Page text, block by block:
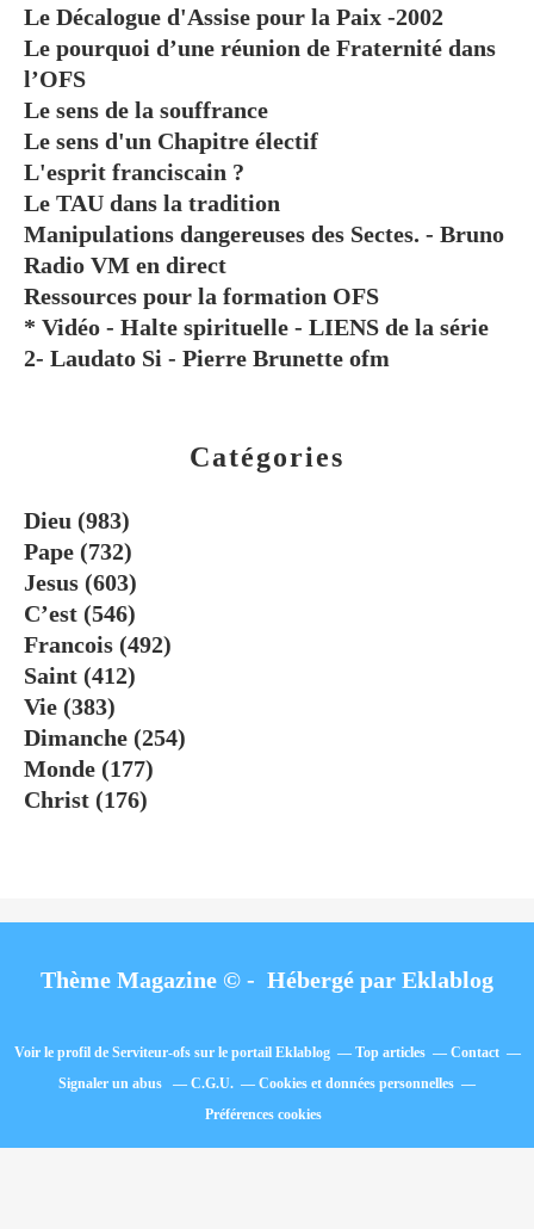
Catégories
Dieu (983)
Pape (732)
Jesus (603)
C’est (546)
Francois (492)
Saint (412)
Vie (383)
Dimanche (254)
Monde (177)
Christ (176)
Le Décalogue d'Assise pour la Paix -2002
Le pourquoi d’une réunion de Fraternité dans
l’OFS
Le sens de la souffrance
Le sens d'un Chapitre électif
L'esprit franciscain ?
Le TAU dans la tradition
Manipulations dangereuses des Sectes. - Bruno
Radio VM en direct
Ressources pour la formation OFS
* Vidéo - Halte spirituelle - LIENS de la série
2- Laudato Si - Pierre Brunette ofm
Thème Magazine © - Hébergé par Eklablog
Voir le profil de Serviteur-ofssur le portail Eklablog Top articles
Contact
Signaler un abus
C.G.U.
Cookies et données personnelles
Préférences cookies